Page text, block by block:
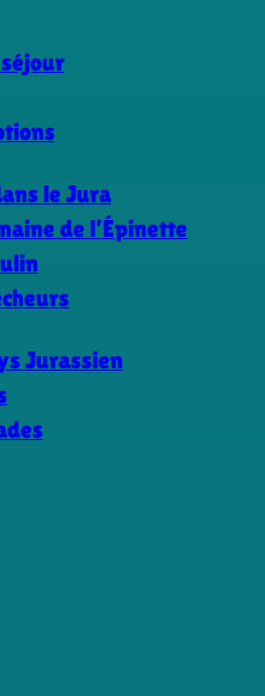
le Jura
de l’Épinette
Jurassien